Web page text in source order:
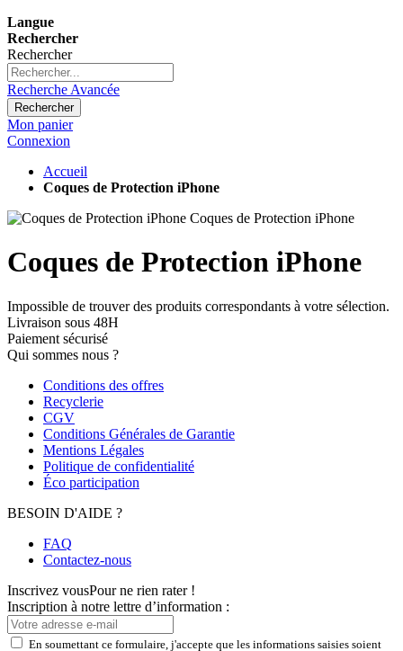
Langue
Rechercher
Rechercher
Recherche Avancée
Rechercher
Mon panier
Connexion
Accueil
Coques de Protection iPhone
Coques de Protection iPhone
Impossible de trouver des produits correspondants à votre sélection.
Livraison sous 48H
Paiement sécurisé
Qui sommes nous ?
Conditions des offres
Recyclerie
CGV
Conditions Générales de Garantie
Mentions Légales
Politique de confidentialité
Éco participation
BESOIN D'AIDE ?
FAQ
Contactez-nous
Inscrivez vousPour ne rien rater !
Inscription à notre lettre d’information :
En soumettant ce formulaire, j'accepte que les informations saisies soient